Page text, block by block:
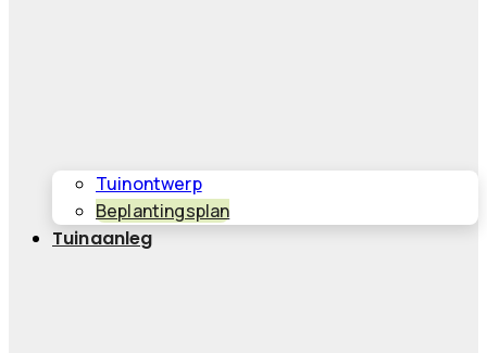
Tuinontwerp
Beplantingsplan
Tuinaanleg